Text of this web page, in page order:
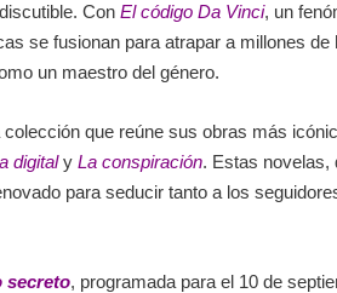
Con El código Da Vinci, un
se fusionan para atrapar a millones
un maestro del género.
colección que reúne sus obras más
digitaly La conspiración. Estas novelas,
para seducir tanto a los
secreto, programada para el 10 de